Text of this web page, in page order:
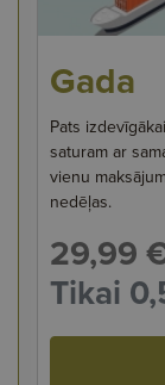
Gada
Pats
saturam ar
vienu
nedēļas.
29,99
Tikai